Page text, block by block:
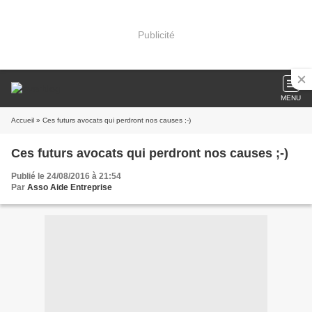
Publicité
MENU
Accueil » Ces futurs avocats qui perdront nos causes ;-)
Ces futurs avocats qui perdront nos causes ;-)
Publié le 24/08/2016 à 21:54
Par Asso Aide Entreprise